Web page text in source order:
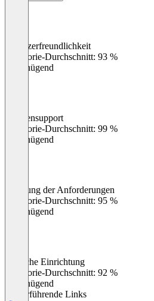
Benutzerfreundlichkeit
Kategorie-Durchschnitt: 93 %
Ungenügend
Kundensupport
Kategorie-Durchschnitt: 99 %
Ungenügend
Erfüllung der Anforderungen
Kategorie-Durchschnitt: 95 %
Ungenügend
Einfache Einrichtung
Kategorie-Durchschnitt: 92 %
Ungenügend
Weiterführende Links